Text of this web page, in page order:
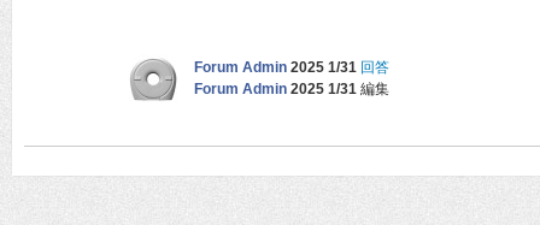
Forum Admin 2025 1/31 回答
Forum Admin 2025 1/31 編集